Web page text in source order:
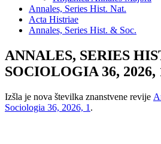
Annales, Series Hist. Nat.
Acta Histriae
Annales, Series Hist. & Soc.
ANNALES, SERIES
SOCIOLOGIA 36, 2026,
Izšla je nova številka znanstvene revije
Sociologia 36, 2026, 1 .